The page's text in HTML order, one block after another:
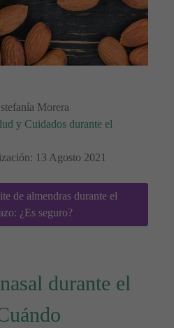
Morera
y Cuidados durante el
13 Agosto 2021
de almendras durante el
¿Es seguro?
durante el